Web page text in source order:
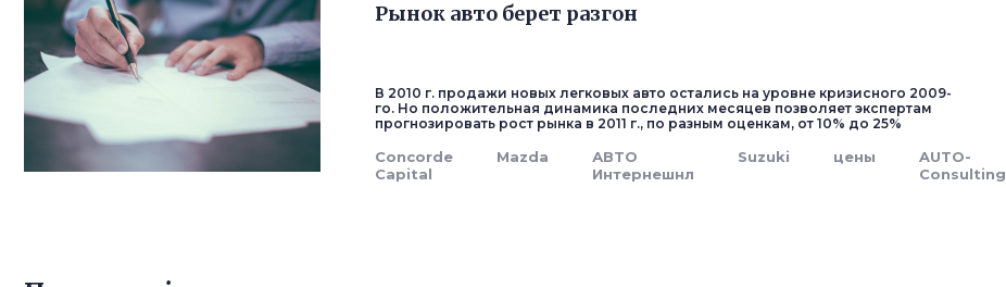
Рынок авто берет разгон
В 2010 г. продажи новых легковых авто остались на уровне кризисного 2009-
го. Но положительная динамика последних месяцев позволяет экспертам
прогнозировать рост рынка в 2011 г., по разным оценкам, от 10% до 25%
Concorde
Capital
Mazda
АВТО
Интернешнл
Suzuki цены
AUTO-
Consulting